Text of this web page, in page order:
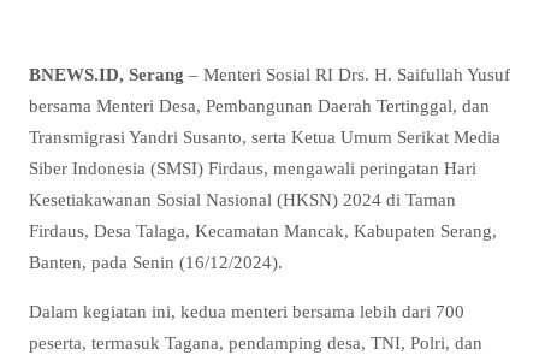
BNEWS.ID, Serang – Menteri Sosial RI Drs. H. Saifullah Yusuf
bersama Menteri Desa, Pembangunan Daerah Tertinggal, dan
Transmigrasi Yandri Susanto, serta Ketua Umum Serikat Media
Siber Indonesia (SMSI) Firdaus, mengawali peringatan Hari
Kesetiakawanan Sosial Nasional (HKSN) 2024 di Taman
Firdaus, Desa Talaga, Kecamatan Mancak, Kabupaten Serang,
Banten, pada Senin (16/12/2024).
Dalam kegiatan ini, kedua menteri bersama lebih dari 700
peserta, termasuk Tagana, pendamping desa, TNI, Polri, dan